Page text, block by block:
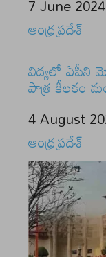
Date
7 June 2024
In relation to
ఆంధ్రప్రదేశ్
విద్యలో ఏపీని
పాత్ర కీలకం
Date
4 August
In relation to
ఆంధ్రప్రదేశ్